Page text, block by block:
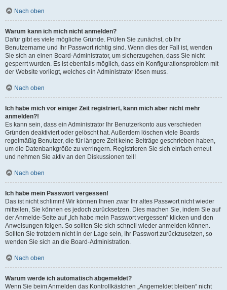
Nach oben
Warum kann ich mich nicht anmelden?
Dafür gibt es viele mögliche Gründe. Prüfen Sie zunächst, ob Ihr
Benutzername und Ihr Passwort richtig sind. Wenn dies der Fall ist, wenden
Sie sich an einen Board-Administrator, um sicherzugehen, dass Sie nicht
gesperrt wurden. Es ist ebenfalls möglich, dass ein Konfigurationsproblem mit
der Website vorliegt, welches ein Administrator lösen muss.
Nach oben
Ich habe mich vor einiger Zeit registriert, kann mich aber nicht mehr
anmelden?!
Es kann sein, dass ein Administrator Ihr Benutzerkonto aus verschieden
Gründen deaktiviert oder gelöscht hat. Außerdem löschen viele Boards
regelmäßig Benutzer, die für längere Zeit keine Beiträge geschrieben haben,
um die Datenbankgröße zu verringern. Registrieren Sie sich einfach erneut
und nehmen Sie aktiv an den Diskussionen teil!
Nach oben
Ich habe mein Passwort vergessen!
Das ist nicht schlimm! Wir können Ihnen zwar Ihr altes Passwort nicht wieder
mitteilen, Sie können es jedoch zurücksetzen. Dies machen Sie, indem Sie auf
der Anmelde-Seite auf „Ich habe mein Passwort vergessen“ klicken und den
Anweisungen folgen. So sollten Sie sich schnell wieder anmelden können.
Sollten Sie trotzdem nicht in der Lage sein, Ihr Passwort zurückzusetzen, so
wenden Sie sich an die Board-Administration.
Nach oben
Warum werde ich automatisch abgemeldet?
Wenn Sie beim Anmelden das Kontrollkästchen „Angemeldet bleiben“ nicht